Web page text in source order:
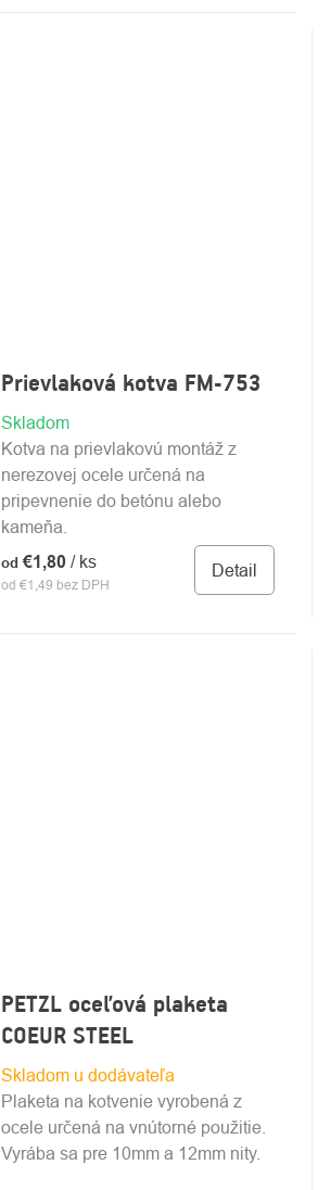
Prievlaková kotva FM-753
Skladom
od €1,49 bez DPH
od €1,80/ ks Detail
Kotva na prievlakovú montáž z
nerezovej ocele určená na
pripevnenie do betónu alebo
kameňa.
PETZL oceľová plaketa
COEUR STEEL
Skladom u dodávateľa
Plaketa na kotvenie vyrobená z
ocele určená na vnútorné použitie.
Vyrába sa pre 10mm a 12mm nity.